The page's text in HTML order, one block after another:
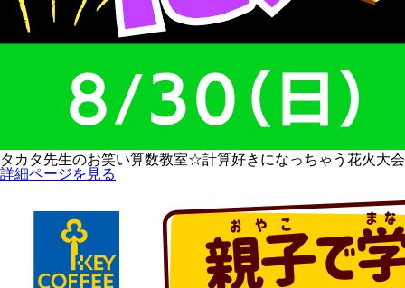
タカタ先生のお笑い算数教室☆計算好きになっちゃう花火大会
詳細ページを見る